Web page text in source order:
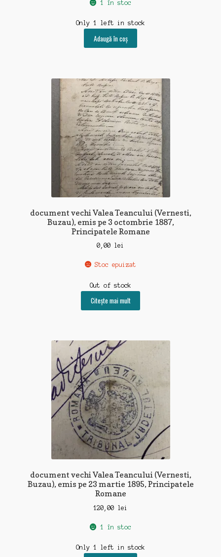
1 în stoc
Only 1 left in stock
Adaugă în coș
document vechi Valea Teancului (Vernesti,
Buzau), emis pe 3 octombrie 1887,
Principatele Romane
0,00 lei
Stoc epuizat
Out of stock
Citește mai mult
document vechi Valea Teancului (Vernesti,
Buzau), emis pe 23 martie 1895, Principatele
Romane
120,00 lei
1 în stoc
Only 1 left in stock